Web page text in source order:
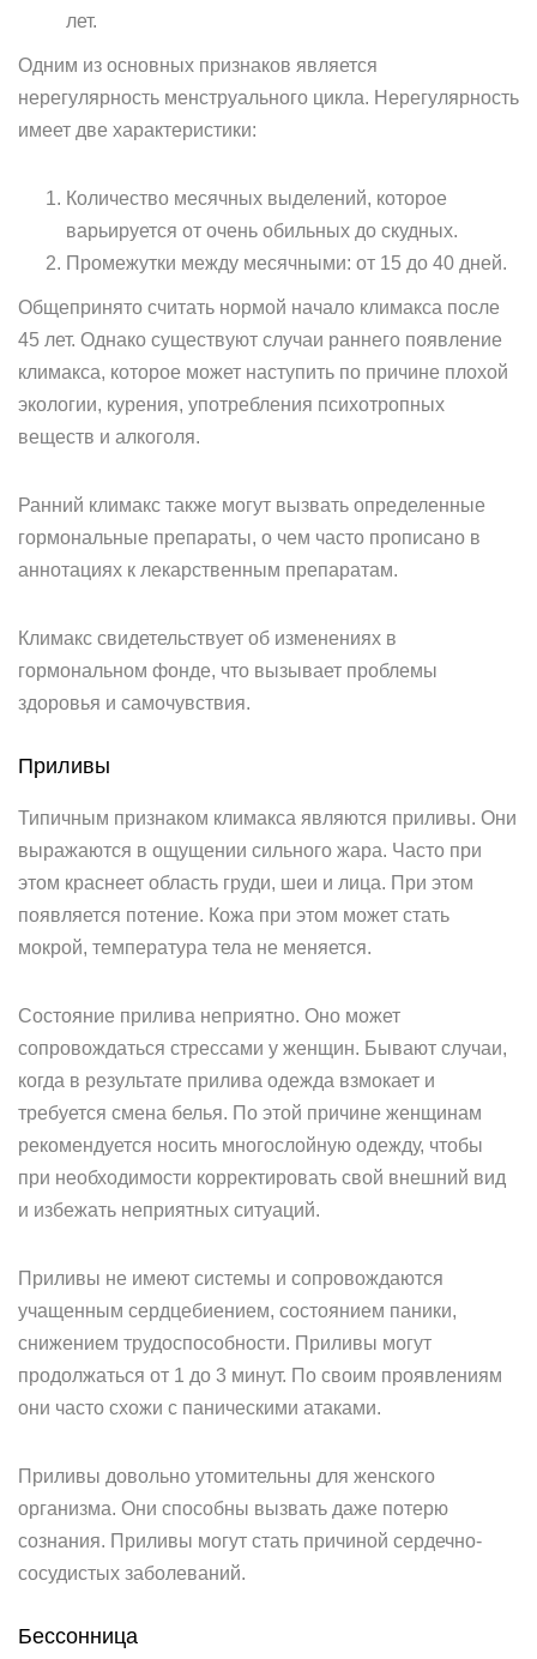
лет.
Одним из основных признаков является
нерегулярность менструального цикла. Нерегулярность
имеет две характеристики:
Количество месячных выделений, которое
варьируется от очень обильных до скудных.
Промежутки между месячными: от 15 до 40 дней.
Общепринято считать нормой начало климакса после
45 лет. Однако существуют случаи раннего появление
климакса, которое может наступить по причине плохой
экологии, курения, употребления психотропных
веществ и алкоголя.
Ранний климакс также могут вызвать определенные
гормональные препараты, о чем часто прописано в
аннотациях к лекарственным препаратам.
Климакс свидетельствует об изменениях в
гормональном фонде, что вызывает проблемы
здоровья и самочувствия.
Приливы
Типичным признаком климакса являются приливы. Они
выражаются в ощущении сильного жара. Часто при
этом краснеет область груди, шеи и лица. При этом
появляется потение. Кожа при этом может стать
мокрой, температура тела не меняется.
Состояние прилива неприятно. Оно может
сопровождаться стрессами у женщин. Бывают случаи,
когда в результате прилива одежда взмокает и
требуется смена белья. По этой причине женщинам
рекомендуется носить многослойную одежду, чтобы
при необходимости корректировать свой внешний вид
и избежать неприятных ситуаций.
Приливы не имеют системы и сопровождаются
учащенным сердцебиением, состоянием паники,
снижением трудоспособности. Приливы могут
продолжаться от 1 до 3 минут. По своим проявлениям
они часто схожи с паническими атаками.
Приливы довольно утомительны для женского
организма. Они способны вызвать даже потерю
сознания. Приливы могут стать причиной сердечно-
сосудистых заболеваний.
Бессонница